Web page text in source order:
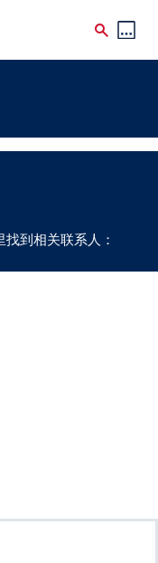
到相关联系人：